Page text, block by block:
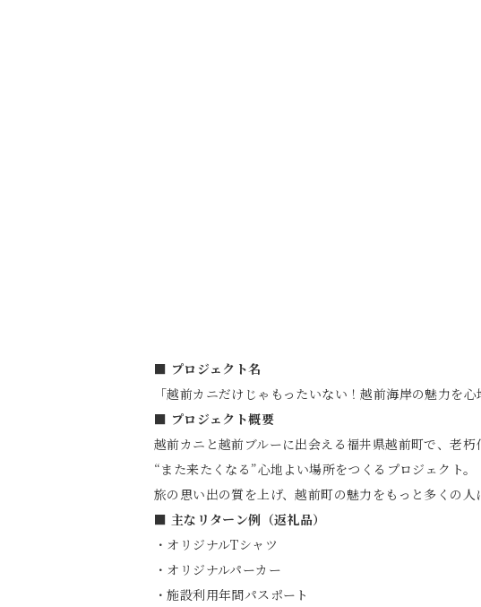
■ プロジェクト名
「越前カニだけじゃもったいない！越前海岸の魅力を
■ プロジェクト概要
越前カニと越前ブルーに出会える福井県越前町で、老朽
“また来たくなる”心地よい場所をつくるプロジェクト。
旅の思い出の質を上げ、越前町の魅力をもっと多くの人
■ 主なリターン例（返礼品）
・オリジナルTシャツ
・オリジナルパーカー
・施設利用年間パスポート